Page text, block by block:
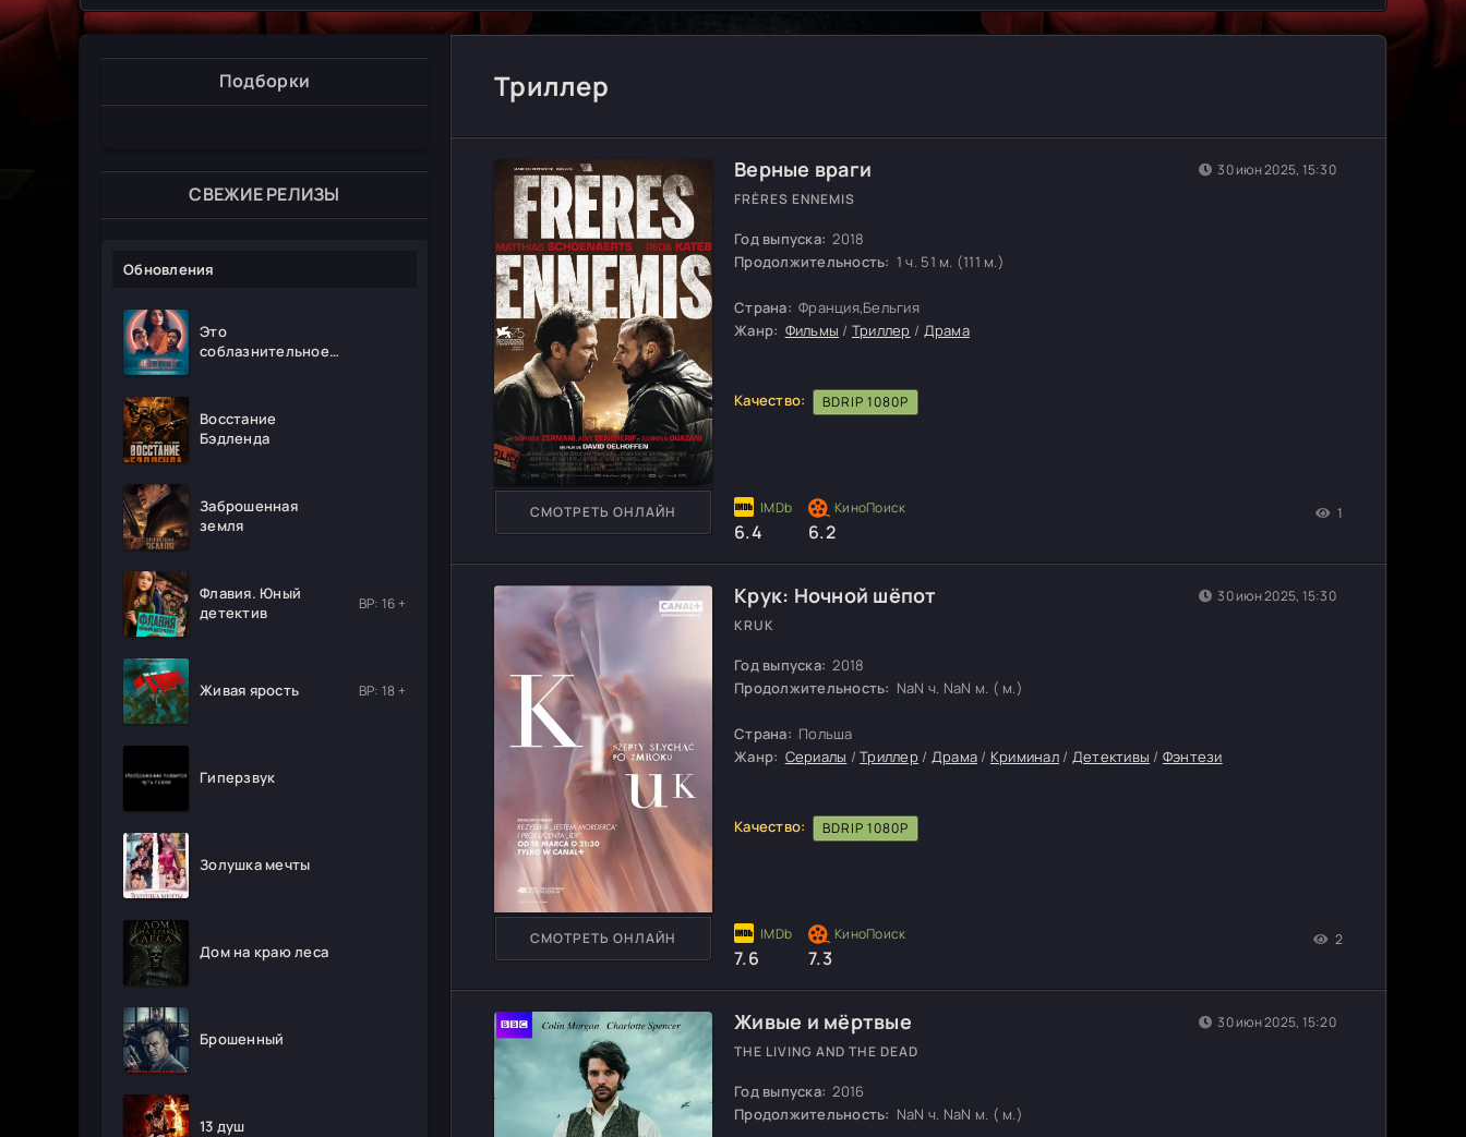
Подборки
СВЕЖИЕ РЕЛИЗЫ
Обновления
Это
соблазнительное
Восстание
Бэдленда
Заброшенная
земля
Флавия. Юный
детектив
ВР: 16 +
Живая ярость ВР: 18 +
Гиперзвук
Золушка мечты
Дом на краю леса
Брошенный
13 душ
Триллер
Верные враги
FRÈRES ENNEMIS
Год выпуска: 2018
Продолжительность: 1 ч. 51 м. (111 м.)
Страна: Франция,Бельгия
Жанр: Фильмы / Триллер / Драма
Качество: BDRIP 1080P
СМОТРЕТЬ ОНЛАЙН
6.4 6.2
1
30 июн 2025, 15:30
Крук: Ночной шёпот
KRUK
Год выпуска: 2018
Продолжительность: NaN ч. NaN м. ( м.)
Страна: Польша
Жанр: Сериалы /Триллер / Драма / Криминал/ Детективы / Фэнтези
Качество: BDRIP 1080P
СМОТРЕТЬ ОНЛАЙН
7.6 7.3
2
30 июн 2025, 15:30
Живые и мёртвые
THE LIVING AND THE DEAD
Год выпуска: 2016
Продолжительность: NaN ч. NaN м. ( м.)
30 июн 2025, 15:20